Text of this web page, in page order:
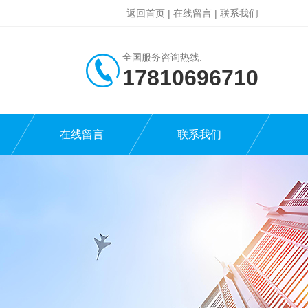
返回首页 | 在线留言 | 联系我们
全国服务咨询热线:
17810696710
在线留言 联系我们